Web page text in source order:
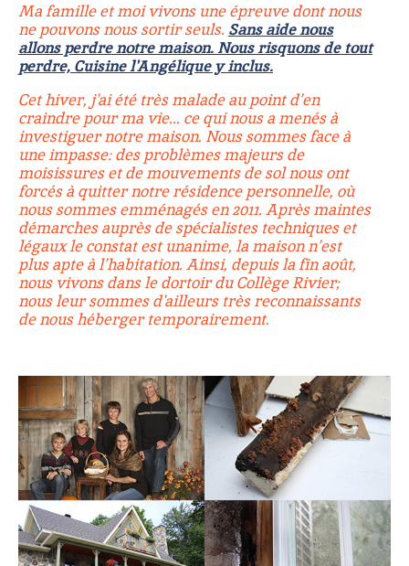
Ma famille et moi vivons une épreuve dont nous
ne pouvons nous sortir seuls. Sans aide nous
allons perdre notre maison. Nous risquons de tout
perdre, Cuisine l'Angélique y inclus.
Cet hiver, j'ai été très malade au point d’en
craindre pour ma vie... ce qui nous a menés à
investiguer notre maison. Nous sommes face à
une impasse: des problèmes majeurs de
moisissures et de mouvements de sol nous ont
forcés à quitter notre résidence personnelle, où
nous sommes emménagés en 2011. Après maintes
démarches auprès de spécialistes techniques et
légaux le constat est unanime, la maison n’est
plus apte à l’habitation. Ainsi, depuis la fin août,
nous vivons dans le dortoir du Collège Rivier;
nous leur sommes d'ailleurs très reconnaissants
de nous héberger temporairement.